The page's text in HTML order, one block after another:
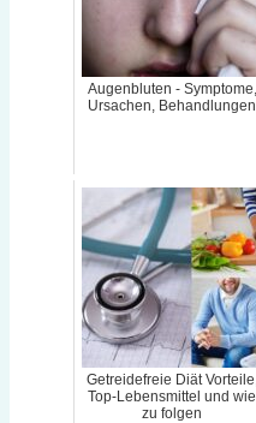
Augenbluten - Symptome,
Ursachen, Behandlungen
Getreidefreie Diät Vorteile,
Top-Lebensmittel und wie
zu folgen